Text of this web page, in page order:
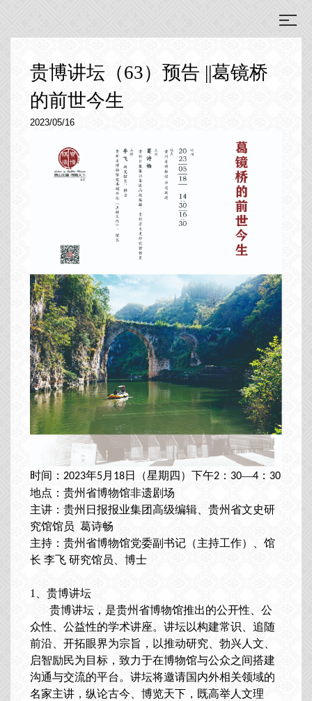
贵博讲坛（63）预告 ||葛镜桥
的前世今生
2023/05/16
时间： 2023年5月 18日（星期 四 ） 下午2： 30—4： 30
地点：贵州省博物馆非遗剧场
主讲：贵州日报报业集团高级编辑、贵州省文史研
究馆馆员 葛诗畅
主持：贵州省博物馆党委副书记（主持工作）、馆
长 李飞 研究馆员、博士
1、 贵博讲坛
贵博讲坛，是贵州省博物馆推出的公开性、公
众性、公益性的学术讲座。讲坛以构建常识、追随
前沿、开拓眼界为宗旨，以推动研究、勃兴人文、
启智励民为目标，致力于在博物馆与公众之间搭建
沟通与交流的平台。讲坛将邀请国内外相关领域的
名家主讲，纵论古今、博览天下，既高举人文理